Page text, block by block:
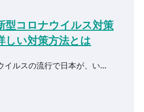
型コロナウイルス対策
しい対策方法とは
イルスの流行で日本が、い…